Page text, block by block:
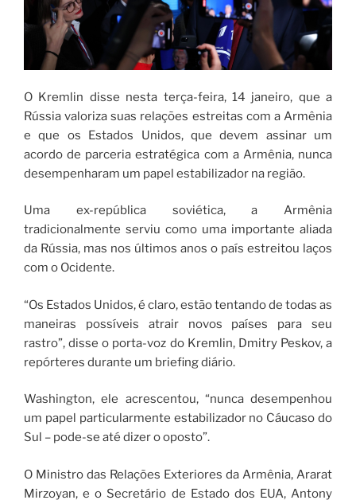
O Kremlin disse nesta terça-feira, 14 janeiro, que a
Rússia valoriza suas relações estreitas com a Armênia
e que os Estados Unidos, que devem assinar um
acordo de parceria estratégica com a Armênia, nunca
desempenharam um papel estabilizador na região.
Uma ex-república soviética, a Armênia
tradicionalmente serviu como uma importante aliada
da Rússia, mas nos últimos anos o país estreitou laços
com o Ocidente.
“Os Estados Unidos, é claro, estão tentando de todas as
maneiras possíveis atrair novos países para seu
rastro”, disse o porta-voz do Kremlin, Dmitry Peskov, a
repórteres durante um briefing diário.
Washington, ele acrescentou, “nunca desempenhou
um papel particularmente estabilizador no Cáucaso do
Sul – pode-se até dizer o oposto”.
O Ministro das Relações Exteriores da Armênia, Ararat
Mirzoyan, e o Secretário de Estado dos EUA, Antony